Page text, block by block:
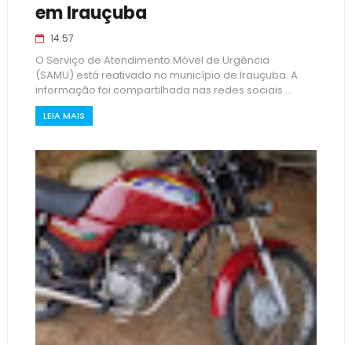
em Irauçuba
14:57
O Serviço de Atendimento Móvel de Urgência
(SAMU) está reativado no município de Irauçuba. A
informação foi compartilhada nas redes sociais ...
LEIA MAIS